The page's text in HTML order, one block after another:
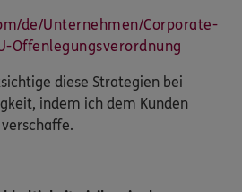
de/Unternehmen/Corporate-
Offenlegungsverordnung
diese Strategien bei
indem ich dem Kunden